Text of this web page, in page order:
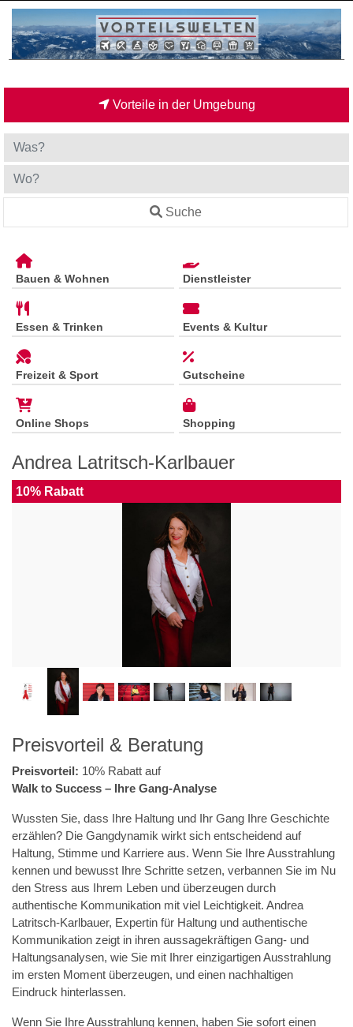
Vorteile in der Umgebung
Suche
Bauen & Wohnen Dienstleister
Essen & Trinken Events & Kultur
Freizeit & Sport Gutscheine
Online Shops Shopping
Andrea Latritsch-Karlbauer
10% Rabatt
Preisvorteil & Beratung
Preisvorteil: 10% Rabatt auf
Walk to Success – Ihre Gang-Analyse
Wussten Sie, dass Ihre Haltung und Ihr Gang Ihre Geschichte
erzählen? Die Gangdynamik wirkt sich entscheidend auf
Haltung, Stimme und Karriere aus. Wenn Sie Ihre Ausstrahlung
kennen und bewusst Ihre Schritte setzen, verbannen Sie im Nu
den Stress aus Ihrem Leben und überzeugen durch
authentische Kommunikation mit viel Leichtigkeit. Andrea
Latritsch-Karlbauer, Expertin für Haltung und authentische
Kommunikation zeigt in ihren aussagekräftigen Gang- und
Haltungsanalysen, wie Sie mit Ihrer einzigartigen Ausstrahlung
im ersten Moment überzeugen, und einen nachhaltigen
Eindruck hinterlassen.
Wenn Sie Ihre Ausstrahlung kennen, haben Sie sofort einen